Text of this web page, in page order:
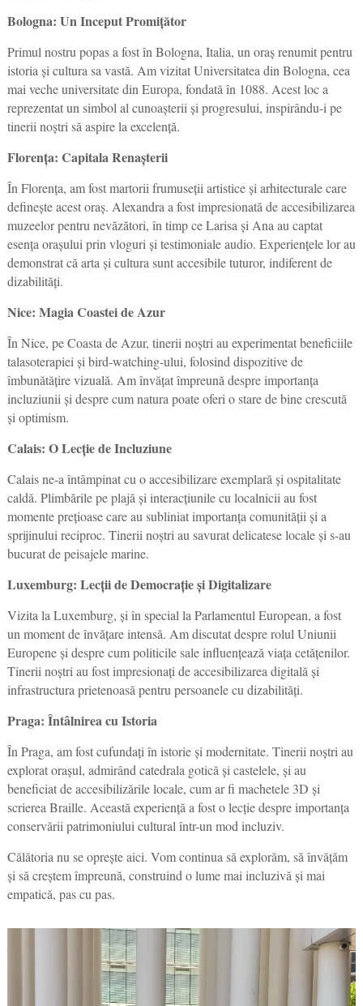
Bologna: Un Inceput Promițător
Primul nostru popas a fost în Bologna, Italia, un oraș renumit pentru
istoria și cultura sa vastă. Am vizitat Universitatea din Bologna, cea
mai veche universitate din Europa, fondată în 1088. Acest loc a
reprezentat un simbol al cunoașterii și progresului, inspirându-i pe
tinerii noștri să aspire la excelență.
Florența: Capitala Renașterii
În Florența, am fost martorii frumuseții artistice și arhitecturale care
definește acest oraș. Alexandra a fost impresionată de accesibilizarea
muzeelor pentru nevăzători, în timp ce Larisa și Ana au captat
esența orașului prin vloguri și testimoniale audio. Experiențele lor au
demonstrat că arta și cultura sunt accesibile tuturor, indiferent de
dizabilități.
Nice: Magia Coastei de Azur
În Nice, pe Coasta de Azur, tinerii noștri au experimentat beneficiile
talasoterapiei și bird-watching-ului, folosind dispozitive de
îmbunătățire vizuală. Am învățat împreună despre importanța
incluziunii și despre cum natura poate oferi o stare de bine crescută
și optimism.
Calais: O Lecție de Incluziune
Calais ne-a întâmpinat cu o accesibilizare exemplară și ospitalitate
caldă. Plimbările pe plajă și interacțiunile cu localnicii au fost
momente prețioase care au subliniat importanța comunității și a
sprijinului reciproc. Tinerii noștri au savurat delicatese locale și s-au
bucurat de peisajele marine.
Luxemburg: Lecții de Democrație și Digitalizare
Vizita la Luxemburg, și în special la Parlamentul European, a fost
un moment de învățare intensă. Am discutat despre rolul Uniunii
Europene și despre cum politicile sale influențează viața cetățenilor.
Tinerii noștri au fost impresionați de accesibilizarea digitală și
infrastructura prietenoasă pentru persoanele cu dizabilități.
Praga: Întâlnirea cu Istoria
În Praga, am fost cufundați în istorie și modernitate. Tinerii noștri au
explorat orașul, admirând catedrala gotică și castelele, și au
beneficiat de accesibilizările locale, cum ar fi machetele 3D și
scrierea Braille. Această experiență a fost o lecție despre importanța
conservării patrimoniului cultural într-un mod incluziv.
Călătoria nu se oprește aici. Vom continua să explorăm, să învățăm
și să creștem împreună, construind o lume mai incluzivă și mai
empatică, pas cu pas.